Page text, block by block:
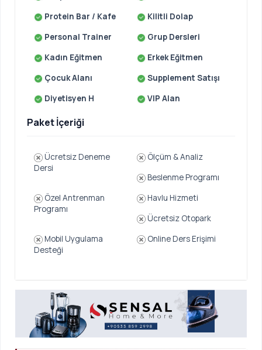
Protein Bar / Kafe
Kilitli Dolap
Personal Trainer
Grup Dersleri
Kadın Eğitmen
Erkek Eğitmen
Çocuk Alanı
Supplement Satışı
Diyetisyen H
VIP Alan
Paket İçeriği
Ücretsiz Deneme
Dersi
Ölçüm & Analiz
Beslenme Programı
Özel Antrenman
Programı
Havlu Hizmeti
Ücretsiz Otopark
Mobil Uygulama
Desteği
Online Ders Erişimi